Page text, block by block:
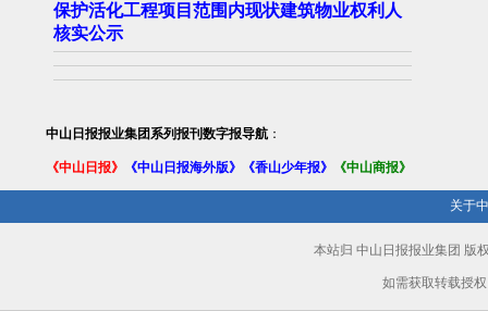
保护活化工程项目范围内现状建筑物业权利人
核实公示
中山日报报业集团系列报刊数字报导航 ：
《中山日报》 《中山日报海外版》 《香山少年报》 《中山商报》
关于
本站归 中山日报报业集团 版
如需获取转载授